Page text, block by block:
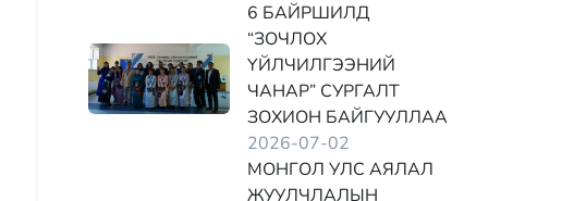
6 БАЙРШИЛД
“ЗОЧЛОХ
ҮЙЛЧИЛГЭЭНИЙ
ЧАНАР” СУРГАЛТ
ЗОХИОН БАЙГУУЛЛАА
2026-07-02
МОНГОЛ УЛС АЯЛАЛ
ЖУУЛЧЛАЛЫН